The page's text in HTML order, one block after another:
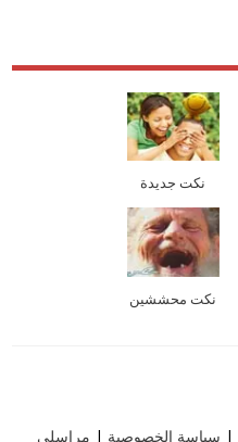
نكت جديدة
نكت محششين
| سياسة الخصوصية | مراسلي